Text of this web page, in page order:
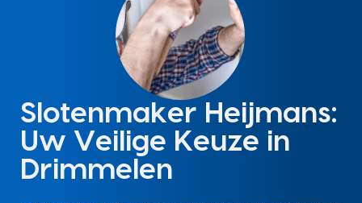
Slotenmaker Heijmans:
Uw Veilige Keuze in
Drimmelen